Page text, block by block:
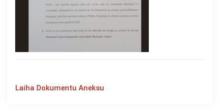
Laiha Dokumentu Aneksu